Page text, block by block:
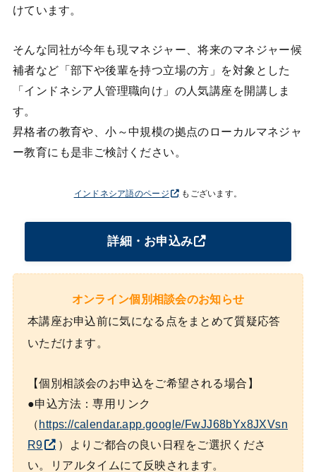
けています。
そんな同社が今年も現マネジャー、将来のマネジャー候
補者など「部下や後輩を持つ立場の方」を対象とした
「インドネシア人管理職向け」の人気講座を開講しま
す。
昇格者の教育や、小～中規模の拠点のローカルマネジャ
ー教育にも是非ご検討ください。
インドネシア語のページ もございます。
詳細・お申込み
オンライン個別相談会のお知らせ
本講座お申込前に気になる点をまとめて質疑応答
いただけます。
【個別相談会のお申込をご希望される場合】
●申込方法：専用リンク
（https://calendar.app.google/FwJJ68bYx8JXVsn
R9
）よりご都合の良い日程をご選択くださ
い。リアルタイムにて反映されます。